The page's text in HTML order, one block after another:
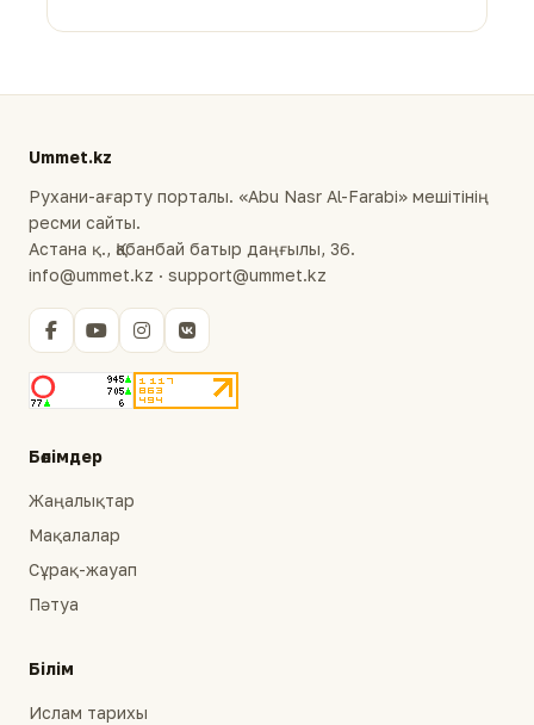
Ummet.kz
Рухани-ағарту порталы. «Abu Nasr Al-Farabi» мешітінің
ресми сайты.
Астана қ., Қабанбай батыр даңғылы, 36.
info@ummet.kz · support@ummet.kz
Бөлімдер
Жаңалықтар
Мақалалар
Сұрақ-жауап
Пәтуа
Білім
Ислам тарихы